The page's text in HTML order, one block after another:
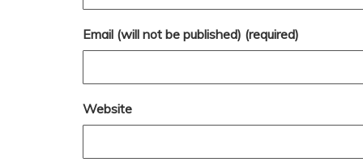
Email (will not be published) (required)
Website